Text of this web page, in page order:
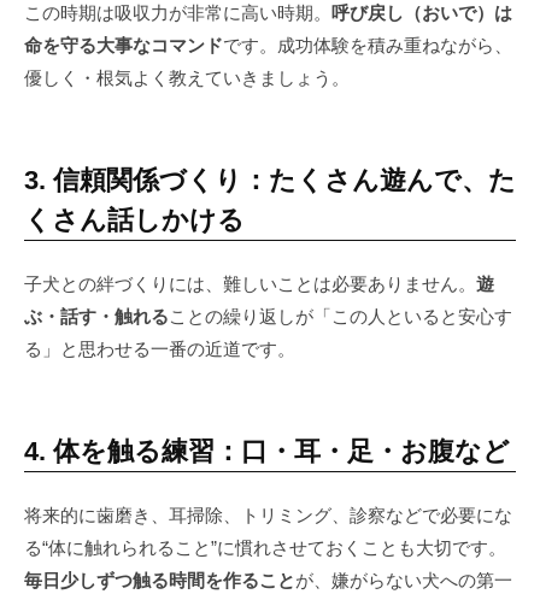
この時期は吸収力が非常に高い時期。 呼び戻し（おいで）は
命を守る大事なコマンドです。成功体験を積み重ねながら、
優しく・根気よく教えていきましょう。
3. 信頼関係づくり：たくさん遊んで、た
くさん話しかける
子犬との絆づくりには、難しいことは必要ありません。 遊
ぶ・話す・触れることの繰り返しが「この人といると安心す
る」と思わせる一番の近道です。
4. 体を触る練習：口・耳・足・お腹など
将来的に歯磨き、耳掃除、トリミング、診察などで必要にな
る“体に触れられること”に慣れさせておくことも大切です。
毎日少しずつ触る時間を作ることが、嫌がらない犬への第一